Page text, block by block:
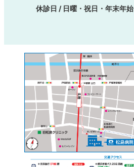
休診日 / 日曜・祝日・年末年始